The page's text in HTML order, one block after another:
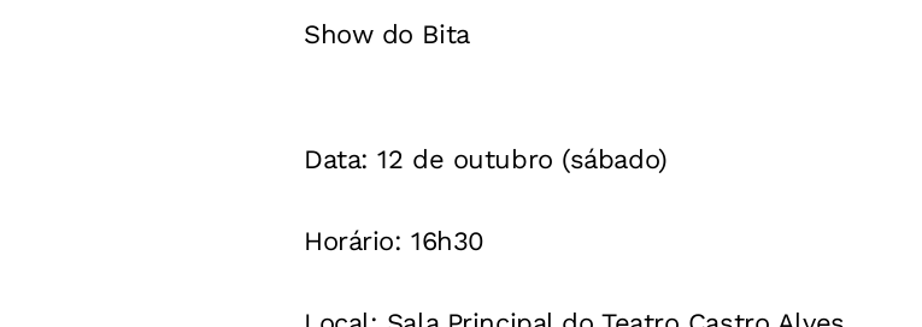
Show do Bita
Data: 12 de outubro (sábado)
Horário: 16h30